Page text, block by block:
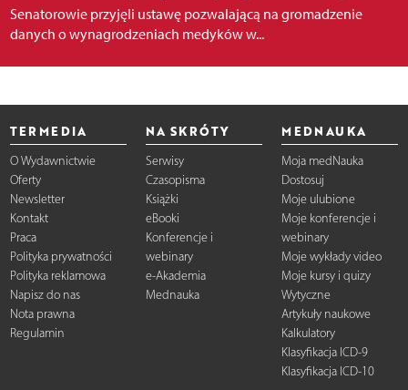
Senatorowie przyjęli ustawę pozwalającą na gromadzenie
danych o wynagrodzeniach medyków w...
TERMEDIA
O Wydawnictwie
Oferty
Newsletter
Kontakt
Praca
Polityka prywatności
Polityka reklamowa
Napisz do nas
Nota prawna
Regulamin
NA SKRÓTY
Serwisy
Czasopisma
Książki
eBooki
Konferencje i
webinary
e-Akademia
Mednauka
MEDNAUKA
Moja medNauka
Dostosuj
Moje ulubione
Moje konferencje i
webinary
Moje wykłady video
Moje kursy i quizy
Wytyczne
Artykuły naukowe
Kalkulatory
Klasyfikacja ICD-9
Klasyfikacja ICD-10